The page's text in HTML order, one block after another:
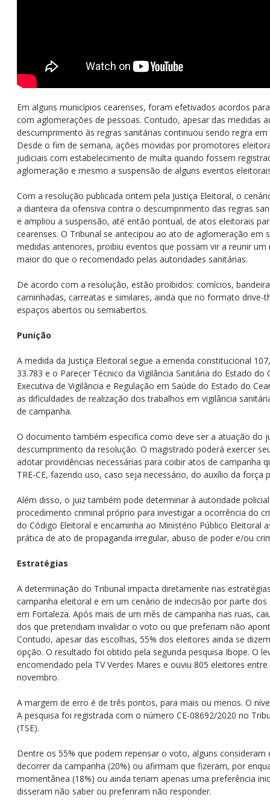
Em alguns municípios cearenses, foram efetivados acordos
com aglomerações de pessoas. Contudo, apesar das medidas
descumprimento às regras sanitárias continuou sendo regra em
Desde o fim de semana, ações movidas por promotores
judiciais com estabelecimento de multa quando fossem
aglomeração e mesmo a suspensão de alguns eventos
Com a resolução publicada ontem pela Justiça Eleitoral, o
a dianteira da ofensiva contra o descumprimento das regras
e ampliou a suspensão, até então pontual, de atos eleitorais
cearenses. O Tribunal se antecipou ao ato de aglomeração em
medidas anteriores, proibiu eventos que possam vir a reunir
maior do que o recomendado pelas autoridades sanitárias.
De acordo com a resolução, estão proibidos: comícios,
caminhadas, carreatas e similares, ainda que no formato drive-
espaços abertos ou semiabertos.
Punição
A medida da Justiça Eleitoral segue a emenda constitucional
33.783 e o Parecer Técnico da Vigilância Sanitária do Estado do
Executiva de Vigilância e Regulação em Saúde do Estado do
as dificuldades de realização dos trabalhos em vigilância
de campanha.
O documento também especifica como deve ser a atuação do
descumprimento da resolução. O magistrado poderá exercer
adotar providências necessárias para coibir atos de campanha
TRE-CE, fazendo uso, caso seja necessário, do auxílio da força
Além disso, o juiz também pode determinar à autoridade
procedimento criminal próprio para investigar a ocorrência do
do Código Eleitoral e encaminha ao Ministério Público Eleitoral
prática de ato de propaganda irregular, abuso de poder e/ou
Estratégias
A determinação do Tribunal impacta diretamente nas
campanha eleitoral e em um cenário de indecisão por parte
em Fortaleza. Após mais de um mês de campanha nas ruas,
dos que pretendiam invalidar o voto ou que preferiam não
Contudo, apesar das escolhas, 55% dos eleitores ainda se
opção. O resultado foi obtido pela segunda pesquisa Ibope. O
encomendado pela TV Verdes Mares e ouviu 805 eleitores
novembro.
A margem de erro é de três pontos, para mais ou menos. O
A pesquisa foi registrada com o número CE-08692/2020 no
(TSE).
Dentre os 55% que podem repensar o voto, alguns
decorrer da campanha (20%) ou afirmam que fizeram, por
momentânea (18%) ou ainda teriam apenas uma preferência
disseram não saber ou preferiram não responder.